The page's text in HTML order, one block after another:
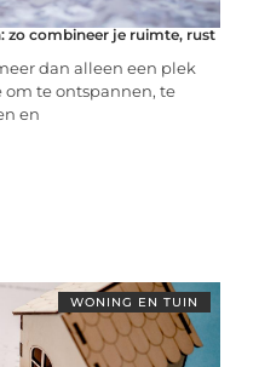
zo combineer je ruimte, rust
dan alleen een plek
om te ontspannen, te
en
WONING EN TUIN